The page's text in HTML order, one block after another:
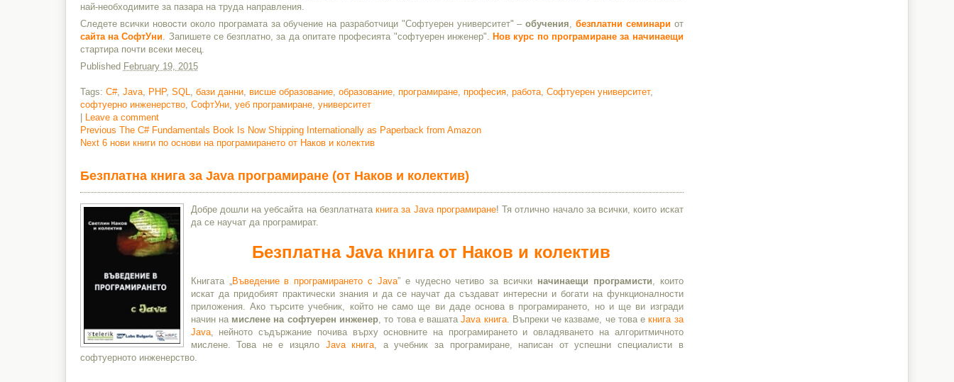
най-необходимите за пазара на труда направления.
Следете всички новости около програмата за обучение на разработчици "Софтуерен университет" –обучения ,безплатни семинариот
сайта на СофтУни . Запишете се безплатно, за да опитате професията "софтуерен инженер".Нов курс по програмиране за начинаещи
стартира почти всеки месец.
Published February 19, 2015
Tags: C#, Java, PHP, SQL бази данни, висше образование, образование, програмиране, професия, работа, Софтуерен университет,
софтуерно инженерство, СофтУни, уеб програмиране, университет
| Leave a comment
Post
Previous Previous
post:
The C# Fundamentals Book Is Now Shipping Internationally as Paperback from Amazon
Next Next
6 нови книги по основи на програмирането от Наков и колектив
Безплатна книга за Java програмиране (от Наков и колектив)
Добре дошли на уебсайта на безплатнатакнига за Java програмиране! Тя отлично начало за всички, които искат
да се научат да програмират.
Безплатна Java книга от Наков и колектив
Книгата „ Въведение в програмирането с Java” е чудесно четиво за всички начинаещи програмисти , които
искат да придобият практически знания и да се научат да създават интересни и богати на функционалности
приложения. Ако търсите учебник, който не само ще ви даде основа в програмирането, но и ще ви изгради
начин намислене на софтуерен инженер , то това е вашатаJava книга. Въпреки че казваме, че това екнига за
Java, нейното съдържание почива върху основните на програмирането и овладяването на алгоритмичното
мислене. Това не е изцяло Java книга , a учебник за програмиране, написан от успешни специалисти в
софтуерното инженерство.